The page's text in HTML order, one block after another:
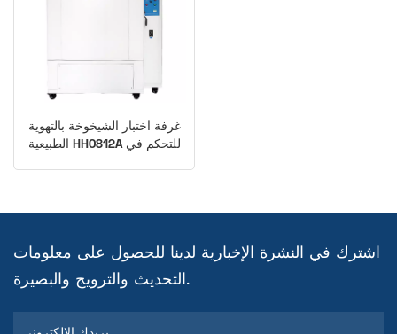
غرفة اختبار الشيخوخة بالتهوية
الطبيعية HH0812A للتحكم في
والمطاط للحرارة
اشترك في النشرة الإخبارية لدينا للحصول على معلومات
التحديث والترويج والبصيرة.